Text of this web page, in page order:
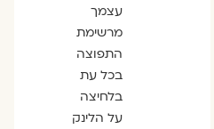
עצמך
מרשימת
התפוצה
בכל עת
בלחיצה
על הלינק